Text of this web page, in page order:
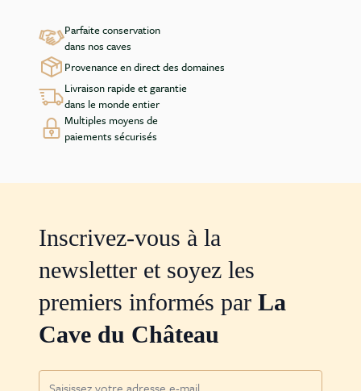
Parfaite conservation
dans nos caves
Provenance en direct des domaines
Livraison rapide et garantie
dans le monde entier
Multiples moyens de
paiements sécurisés
Inscrivez-vous à la
newsletter et soyez les
premiers informés par La
Cave du Château
Adresse mail